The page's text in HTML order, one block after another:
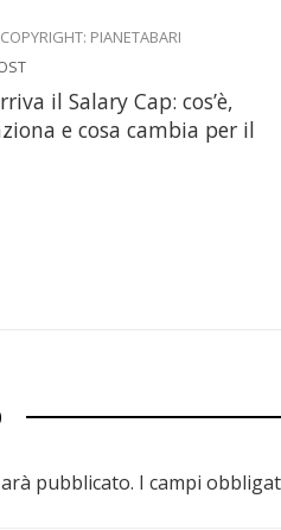
COPYRIGHT: PIANETABARI
il Salary Cap: cos’è,
e cosa cambia per il
pubblicato. I campi